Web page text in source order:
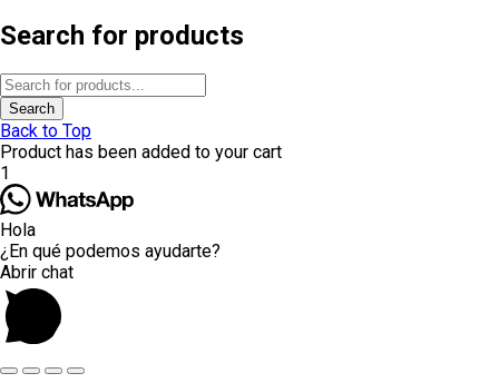
Search for products
Back to Top
Product has been added to your cart
1
Hola
¿En qué podemos ayudarte?
Abrir chat